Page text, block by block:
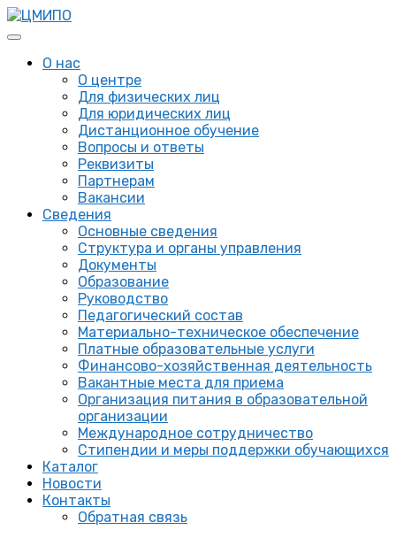
О нас
О центре
Для физических лиц
Для юридических лиц
Дистанционное обучение
Вопросы и ответы
Реквизиты
Партнерам
Вакансии
Сведения
Основные сведения
Структура и органы управления
Документы
Образование
Руководство
Педагогический состав
Материально-техническое обеспечение
Платные образовательные услуги
Финансово-хозяйственная деятельность
Вакантные места для приема
Организация питания в образовательной
организации
Международное сотрудничество
Стипендии и меры поддержки обучающихся
Каталог
Новости
Контакты
Обратная связь